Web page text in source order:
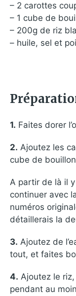
– 2 carottes
– 1 cube de
– 200g de riz
– huile, sel et
1. Faites dorer
2. Ajoutez les
cube de bouillon
A partir de là il
continuer avec
numéros
détaillerais la
3. Ajoutez de
tout, et faites
4. Ajoutez le
pendant au